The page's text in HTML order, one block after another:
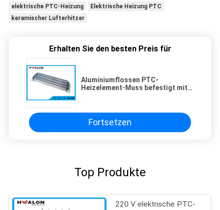
elektrische PTC-Heizung
Elektrische Heizung PTC
keramischer Lufterhitzer
Erhalten Sie den besten Preis für
Aluminiumflossen PTC-
Heizelement-Muss befestigt mit
Fortsetzen
Top Produkte
220 V elektrische PTC-